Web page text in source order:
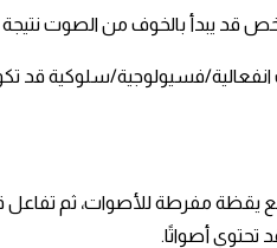
انفعالية/فسيولوجية/سلوكية قد
مفرطة للأصوات، ثم تفاعل
أصواتًا.